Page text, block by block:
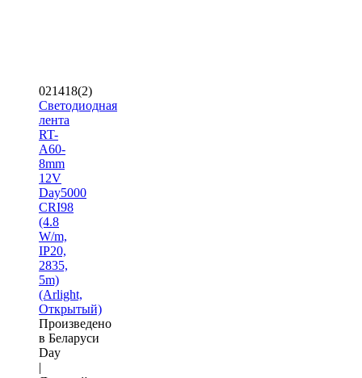
021418(2)
Светодиодная
лента
RT-
A60-
8mm
12V
Day5000
CRI98
(4.8
W/m,
IP20,
2835,
5m)
(Arlight,
Открытый)
Произведено
в Беларуси
Day
|